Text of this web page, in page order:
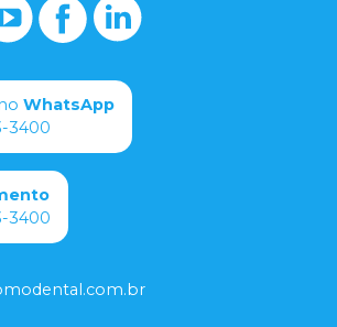
WhatsApp
3400
3400